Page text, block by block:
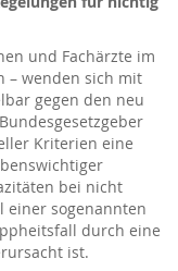
und Fachärzte im
– wenden sich mit
gegen den neu
Kriterien eine
bei nicht
einer sogenannten
durch eine
ist.